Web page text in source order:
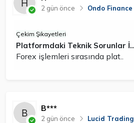
2 gün önce Ondo Finance
Çekim Şikayetleri
Platformdaki Teknik Sorunlar İ..
Forex işlemleri sırasında plat..
B***
2 gün önce Lucid Trading